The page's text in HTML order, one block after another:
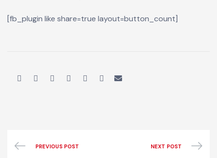
[fb_plugin like share=true layout=button_count]
PREVIOUS POST NEXT POST